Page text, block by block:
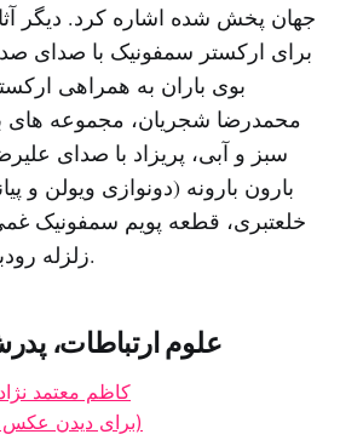
جهان پخش شده اشاره کرد. دیگر
برای ارکستر سمفونیک با صدای
بوی باران به همراهی
محمدرضا شجریان، مجموعه های
سبز و آبی، پریزاد با صدای
بارون بارونه (دونوازی ویولن و
خلعتبری، قطعه پویم سمفونیک
زلزله رودبار در سال ۱۳۶۹ بود.
علوم ارتباطات،